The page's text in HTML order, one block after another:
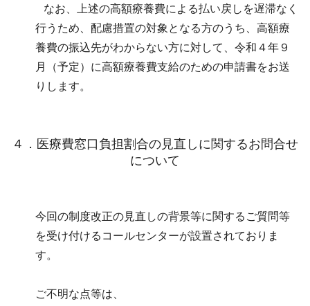
なお、上述の高額療養費による払い戻しを遅滞なく
行うため、配慮措置の対象となる方のうち、高額療
養費の振込先がわからない方に対して、令和４年９
月（予定）に高額療養費支給のための申請書をお送
りします。
４．医療費窓口負担割合の見直しに関するお問合せ
について
今回の制度改正の見直しの背景等に関するご質問等
を受け付けるコールセンターが設置されておりま
す。
ご不明な点等は、